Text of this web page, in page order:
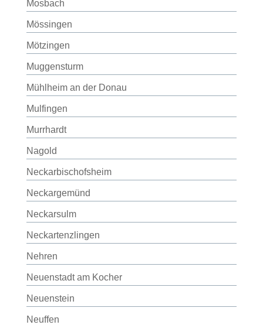
Mosbach
Mössingen
Mötzingen
Muggensturm
Mühlheim an der Donau
Mulfingen
Murrhardt
Nagold
Neckarbischofsheim
Neckargemünd
Neckarsulm
Neckartenzlingen
Nehren
Neuenstadt am Kocher
Neuenstein
Neuffen